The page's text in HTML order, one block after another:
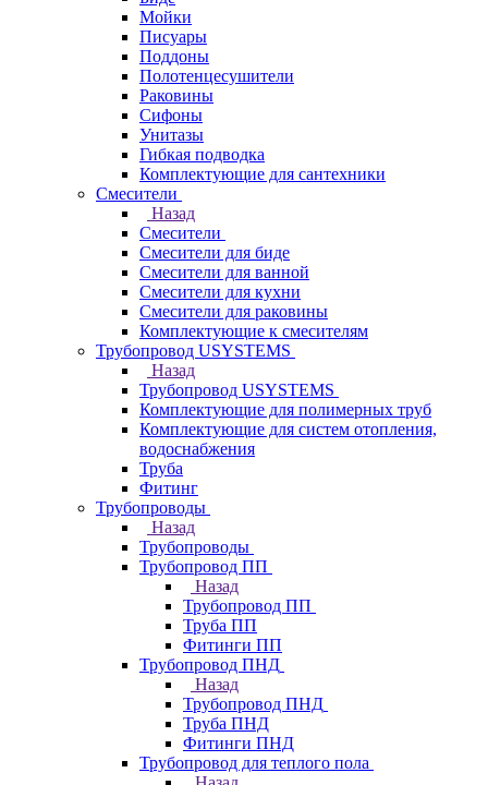
Мойки
Писуары
Поддоны
Полотенцесушители
Раковины
Сифоны
Унитазы
Гибкая подводка
Комплектующие для сантехники
Смесители
Назад
Смесители
Смесители для биде
Смесители для ванной
Смесители для кухни
Смесители для раковины
Комплектующие к смесителям
Трубопровод USYSTEMS
Назад
Трубопровод USYSTEMS
Комплектующие для полимерных труб
Комплектующие для систем отопления,
водоснабжения
Труба
Фитинг
Трубопроводы
Назад
Трубопроводы
Трубопровод ПП
Назад
Трубопровод ПП
Труба ПП
Фитинги ПП
Трубопровод ПНД
Назад
Трубопровод ПНД
Труба ПНД
Фитинги ПНД
Трубопровод для теплого пола